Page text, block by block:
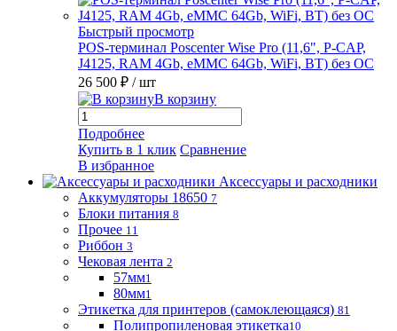
Быстрый просмотр
POS-терминал Poscenter Wise Pro (11,6", P-CAP,
J4125, RAM 4Gb, eMMC 64Gb, WiFi, BT) без ОС
26 500 ₽ / шт
В корзину
Подробнее
Купить в 1 клик Сравнение
В избранное
Аксессуары и расходники
Аккумуляторы 18650 7
Блоки питания 8
Прочее 11
Риббон 3
Чековая лента 2
57мм1
80мм1
Этикетка для принтеров (самоклеющаяся) 81
Полипропиленовая этикетка10